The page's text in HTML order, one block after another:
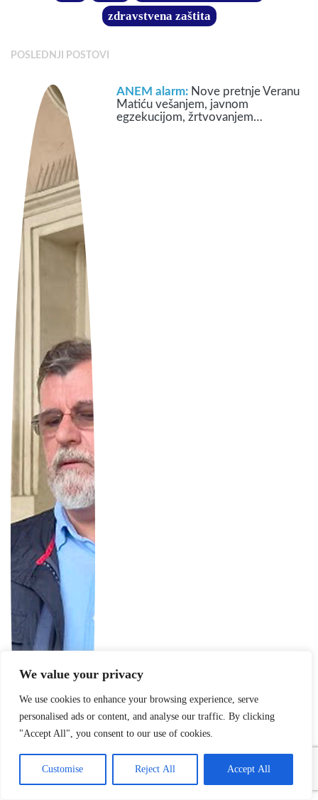
We value your privacy
We use cookies to enhance your browsing experience, serve
personalised ads or content, and analyse our traffic. By clicking
"Accept All", you consent to our use of cookies.
Customise Reject All Accept All
zdravstvena zaštita
POSLEDNJI POSTOVI
ANEM alarm: Nove pretnje Veranu
Matiću vešanjem, javnom
egzekucijom, žrtvovanjem…